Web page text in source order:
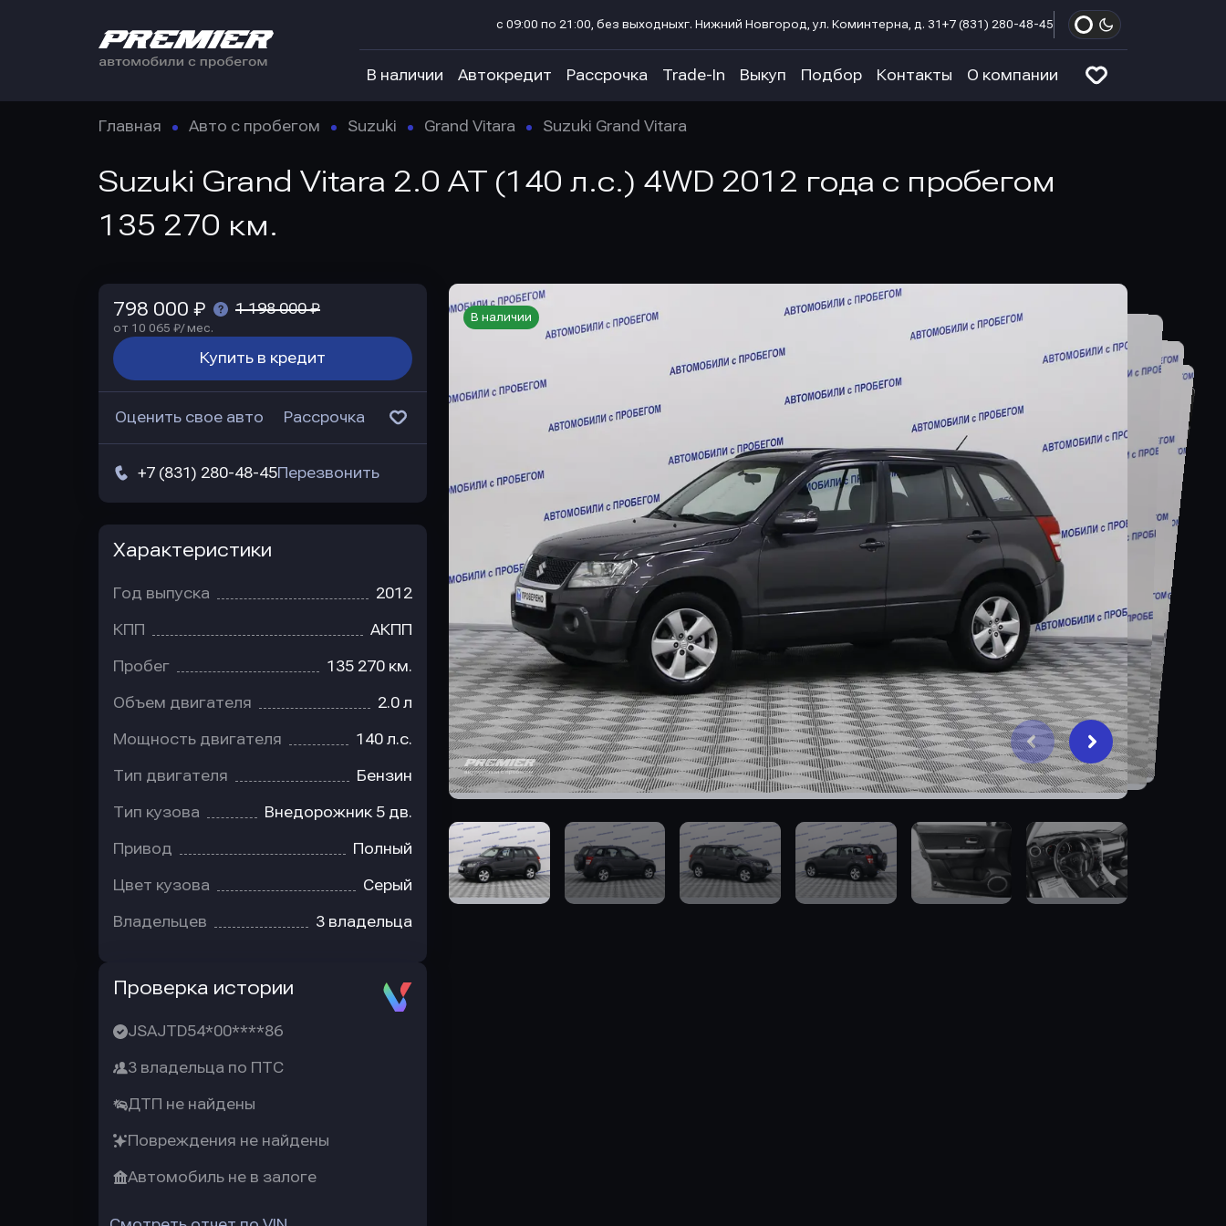
с 09:00 по 21:00, без выходныхг. Нижний Новгород, ул. Коминтерна, д. 31 +7 (831) 280-48-45
В наличии Автокредит Рассрочка Trade-In Выкуп Подбор Контакты О компании
Главная Авто с пробегом Suzuki Grand Vitara Suzuki Grand Vitara
Suzuki Grand Vitara 2.0 AT (140 л.с.) 4WD 2012 года с пробегом
135 270 км.
В наличии
798 000 ₽ 1 198 000 ₽
от 10 065 ₽/ мес.
Купить в кредит
Оценить свое авто Рассрочка
+7 (831) 280-48-45Перезвонить
Характеристики
Год выпуска 2012
КПП АКПП
Пробег 135 270 км.
Объем двигателя 2.0 л
Мощность двигателя 140 л.с.
Тип двигателя Бензин
Тип кузова Внедорожник 5 дв.
Привод Полный
Цвет кузова Серый
Владельцев 3 владельца
Проверка истории
JSAJTD54*00****86
3 владельца по ПТС
ДТП не найдены
Повреждения не найдены
Автомобиль не в залоге